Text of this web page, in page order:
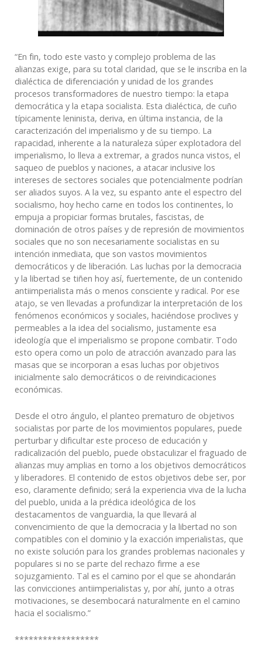
“En fin, todo este vasto y complejo problema de las
alianzas exige, para su total claridad, que se le inscriba en la
dialéctica de diferenciación y unidad de los grandes
procesos transformadores de nuestro tiempo: la etapa
democrática y la etapa socialista. Esta dialéctica, de cuño
típicamente leninista, deriva, en última instancia, de la
caracterización del imperialismo y de su tiempo. La
rapacidad, inherente a la naturaleza súper explotadora del
imperialismo, lo lleva a extremar, a grados nunca vistos, el
saqueo de pueblos y naciones, a atacar inclusive los
intereses de sectores sociales que potencialmente podrían
ser aliados suyos. A la vez, su espanto ante el espectro del
socialismo, hoy hecho carne en todos los continentes, lo
empuja a propiciar formas brutales, fascistas, de
dominación de otros países y de represión de movimientos
sociales que no son necesariamente socialistas en su
intención inmediata, que son vastos movimientos
democráticos y de liberación. Las luchas por la democracia
y la libertad se tiñen hoy así, fuertemente, de un contenido
antiimperialista más o menos consciente y radical. Por ese
atajo, se ven llevadas a profundizar la interpretación de los
fenómenos económicos y sociales, haciéndose proclives y
permeables a la idea del socialismo, justamente esa
ideología que el imperialismo se propone combatir. Todo
esto opera como un polo de atracción avanzado para las
masas que se incorporan a esas luchas por objetivos
inicialmente salo democráticos o de reivindicaciones
económicas.
Desde el otro ángulo, el planteo prematuro de objetivos
socialistas por parte de los movimientos populares, puede
perturbar y dificultar este proceso de educación y
radicalización del pueblo, puede obstaculizar el fraguado de
alianzas muy amplias en torno a los objetivos democráticos
y liberadores. El contenido de estos objetivos debe ser, por
eso, claramente definido; será la experiencia viva de la lucha
del pueblo, unida a la prédica ideológica de los
destacamentos de vanguardia, la que llevará al
convencimiento de que la democracia y la libertad no son
compatibles con el dominio y la exacción imperialistas, que
no existe solución para los grandes problemas nacionales y
populares si no se parte del rechazo firme a ese
sojuzgamiento. Tal es el camino por el que se ahondarán
las convicciones antiimperialistas y, por ahí, junto a otras
motivaciones, se desembocará naturalmente en el camino
hacia el socialismo.”
******************